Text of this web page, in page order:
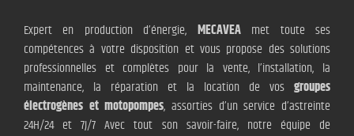
Expert en production d’énergie, MECAVEAmet toute ses
compétences à votre disposition et vous propose des solutions
professionnelles et complètes pour la vente, l’installation, la
maintenance, la réparation et la location de vos groupes
électrogènes et motopompes, assorties d’un service d’astreinte
24H/24 et 7J/7 Avec tout son savoir-faire, notre équipe de